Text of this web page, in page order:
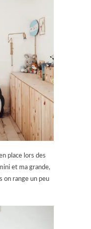
place lors des
et ma grande,
on range un peu